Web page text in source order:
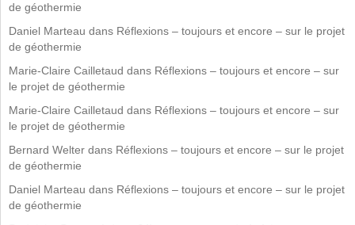
de géothermie
Daniel Marteau dans Réflexions – toujours et encore – sur le projet
de géothermie
Marie-Claire Cailletaud dans Réflexions – toujours et encore – sur
le projet de géothermie
Marie-Claire Cailletaud dans Réflexions – toujours et encore – sur
le projet de géothermie
Bernard Welter dans Réflexions – toujours et encore – sur le projet
de géothermie
Daniel Marteau dans Réflexions – toujours et encore – sur le projet
de géothermie